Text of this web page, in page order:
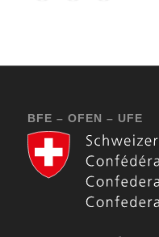
BFE – OFEN – UFE